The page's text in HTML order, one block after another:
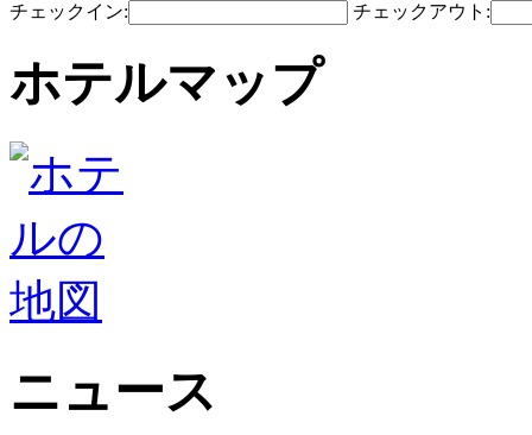
チェックイン: チェックアウト:
ホテルマップ
ニュース